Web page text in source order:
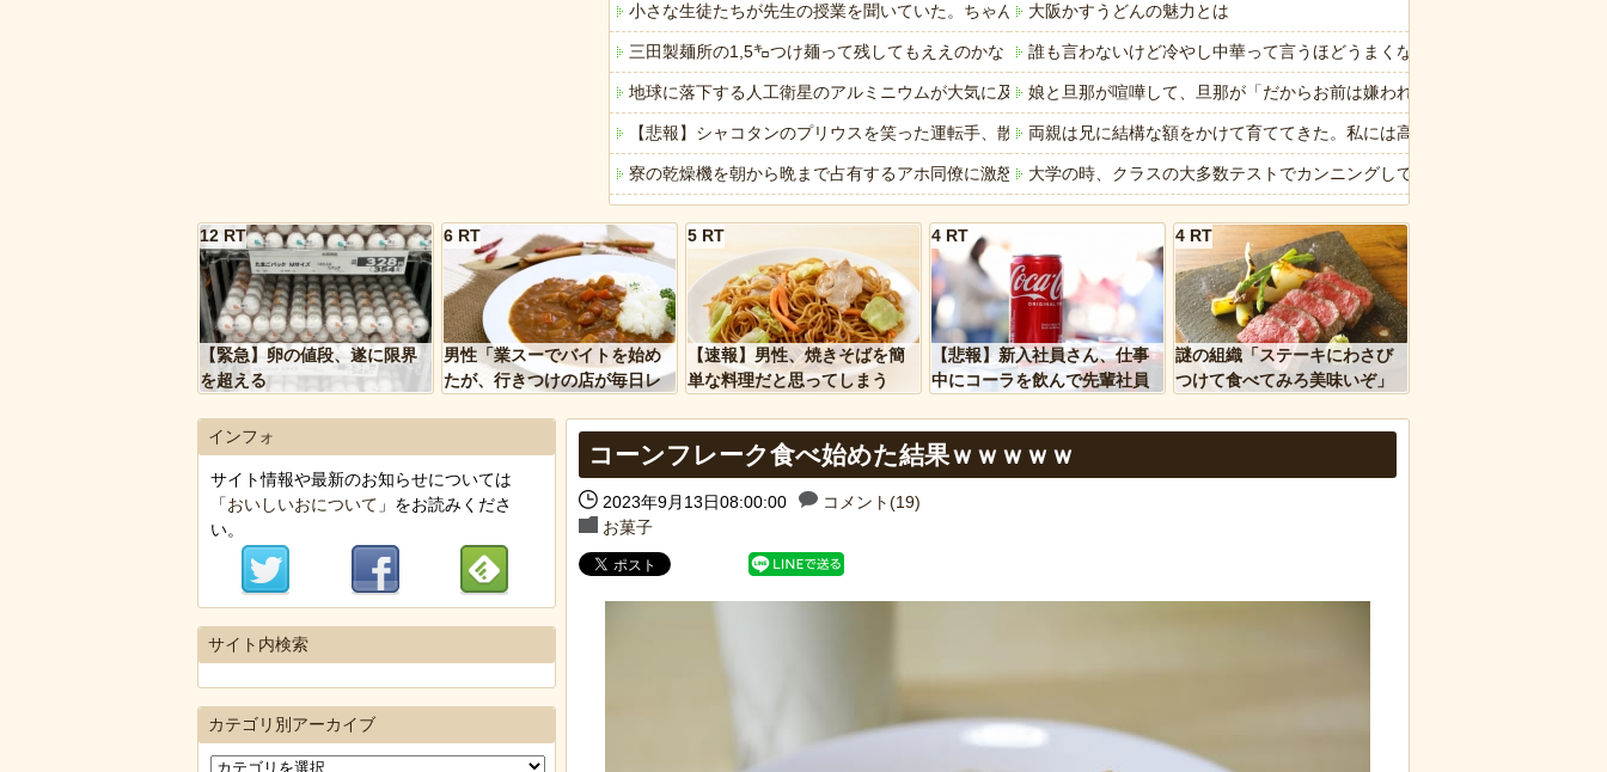
小さな生徒たちが先生の授業を聞いていた。ちゃんと分かっているのかな？ → 可愛い授業風景はこちらです…
三田製麺所の1,5㌔つけ麺って残してもええのかな
地球に落下する人工衛星のアルミニウムが大気に及ぼす影響を調査
【悲報】シャコタンのプリウスを笑った運転手、散る………
寮の乾燥機を朝から晩まで占有するアホ同僚に激怒！カゴも置かずに放置し、出し入れ用に提供したゴミ袋すら返さない…上司
【悲報】週刊少年ジャンプ、史上初の100万部割れ 全盛期653万部から98万部に…紙の雑誌「100万部超え」が消滅
YouTubeの広告に流れてきた“冷凍庫の霜取りスプレー”が詐欺丸出しだと話題にwwww
「アメリカのヤンキーがアジア人にケンカを売った結果ｗｗｗ」 ほか
「あなたはアメリカを愛していますか」「はい」トランプ、国防総省職員数千人をウソ発見器にかける方針
ヒーローのサバイバルアクション Siege Survivors
【中国】パトカーの前で好演技www当たり屋やお煽り運転など盛りだくさん
大阪かすうどんの魅力とは
誰も言わないけど冷やし中華って言うほどうまくないよね
娘と旦那が喧嘩して、旦那が「だからお前は嫌われるんだよ！」と言い放っ
両親は兄に結構な額をかけて育ててきた。私には高卒で働けと全く気にか
大学の時、クラスの大多数テストでカンニングしてた科目があった。で、カ
【悲報】ジャンプ、ついに98万部…全盛期653万部からここまで落ちる
定食屋で注文から5分以上待たされた俺「早く作れよノロマ！底辺職はキ
【画像】ビリー・アイリッシュ(24)さん、ライブでマンスジが見える衣装を
【意外】日本で唯一「38度以上」を観測したことのない都道府県がコチラ😳
ジャングリア沖縄、イマーシブフォート東京の二の舞になりそうｗｗｗｗｗ
敵「扇風機を当てて寝るとヤバいぞ！」 ワイ「大丈夫やろｗｗｗ」扇風機ﾎ
12 RT
【緊急】卵の値段、遂に限界
を超える
6 RT
男性「業スーでバイトを始め
たが、行きつけの店が毎日レ
5 RT
【速報】男性、焼きそばを簡
単な料理だと思ってしまう
4 RT
【悲報】新入社員さん、仕事
中にコーラを飲んで先輩社員
4 RT
謎の組織「ステーキにわさび
つけて食べてみろ美味いぞ」
コーンフレーク食べ始めた結果ｗｗｗｗｗ
2023年9月13日08:00:00
コメント(19)
お菓子
インフォ
サイト情報や最新のお知らせについては
「おいしいおについて 」をお読みくださ
い。
サイト内検索
カテゴリ別アーカイブ